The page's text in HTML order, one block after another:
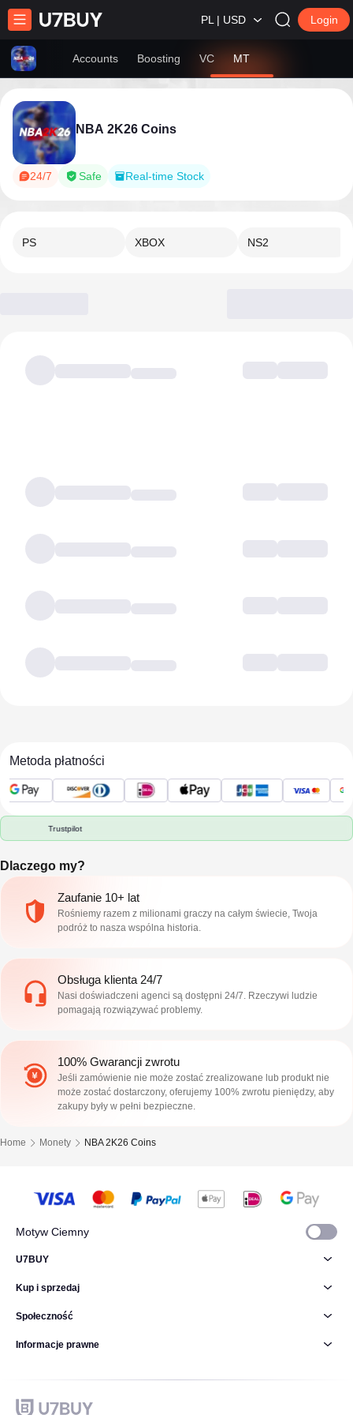
PL | USD Login
Accounts Boosting VC MT
NBA 2K26 Coins
24/7 Safe Real-time Stock
PS XBOX NS2
Metoda płatności
Trustpilot
Dlaczego my?
Zaufanie 10+ lat
Rośniemy razem z milionami graczy na całym świecie, Twoja
podróż to nasza wspólna historia.
Obsługa klienta 24/7
Nasi doświadczeni agenci są dostępni 24/7. Rzeczywi ludzie
pomagają rozwiązywać problemy.
100% Gwarancji zwrotu
Jeśli zamówienie nie może zostać zrealizowane lub produkt nie
może zostać dostarczony, oferujemy 100% zwrotu pieniędzy, aby
zakupy były w pełni bezpieczne.
Home Monety NBA 2K26 Coins
Motyw Ciemny
U7BUY
Kup i sprzedaj
Społeczność
Informacje prawne